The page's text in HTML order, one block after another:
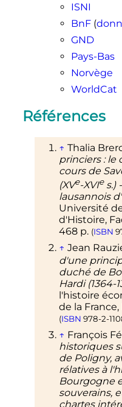
ISNI
BnF(
GND
Pays-Bas
Norvège
WorldCat
Références
↑ Thalia
princiers : le
cours de
(XVe-XVIes.)
lausannois
Université
d'Histoire,
468 p. (ISBN
↑ Jean
d'une
duché de
Hardi (1364-
l'histoire
de la France,
(ISBN 978-2-
↑ François
historiques
de Poligny,
rélatives à
Bourgogne
souverains,
chartes